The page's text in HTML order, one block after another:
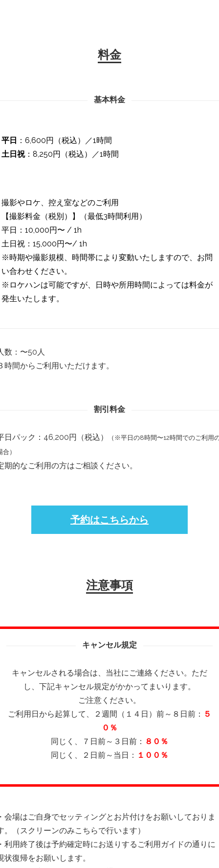
料金
基本料金
平日 ：6,600円（税込）／1時間
土日祝：8,250円（税込）／1時間
撮影やロケ、控え室などのご利用
【撮影料金（税別）】（最低3時間利用）
平日：10,000円〜 / 1h
土日祝：15,000円〜/ 1h
※時期や撮影規模、時間帯により変動いたしますので、お問
い合わせください。
※ロケハンは可能ですが、日時や所用時間によっては料金が
発生いたします。
数：〜50人
時間からご利用いただけます。
割引料金
日パック：46,200円（税込）
（※平日の8時間〜12時間でのご利用
合）
期的なご利用の方はご相談ください。
予約はこちらから
注意事項
キャンセル規定
キャンセルされる場合は、当社にご連絡ください。ただ
し、下記キャンセル規定がかかってまいります。
ご注意ください。
ご利用日から起算して、２週間（１４日）前～８日前： ５
０％
同じく、７日前～３日前： ８０％
同じく、２日前～当日： １００％
会場はご自身でセッティングとお片付けをお願いしておりま
。（スクリーンのみこちらで行います）
利用終了後は予約確定時にお送りするご利用ガイドの通りに
状復帰をお願いします。